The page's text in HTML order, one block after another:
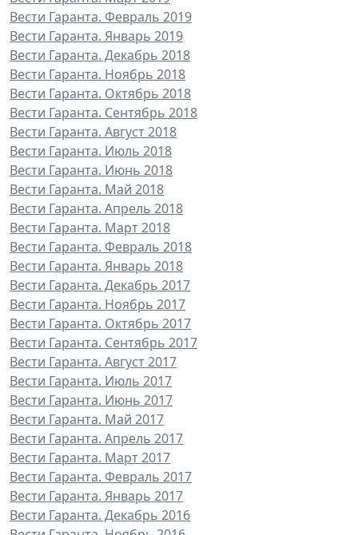
Вести Гаранта. Февраль 2019
Вести Гаранта. Январь 2019
Вести Гаранта. Декабрь 2018
Вести Гаранта. Ноябрь 2018
Вести Гаранта. Октябрь 2018
Вести Гаранта. Сентябрь 2018
Вести Гаранта. Август 2018
Вести Гаранта. Июль 2018
Вести Гаранта. Июнь 2018
Вести Гаранта. Май 2018
Вести Гаранта. Апрель 2018
Вести Гаранта. Март 2018
Вести Гаранта. Февраль 2018
Вести Гаранта. Январь 2018
Вести Гаранта. Декабрь 2017
Вести Гаранта. Ноябрь 2017
Вести Гаранта. Октябрь 2017
Вести Гаранта. Сентябрь 2017
Вести Гаранта. Август 2017
Вести Гаранта. Июль 2017
Вести Гаранта. Июнь 2017
Вести Гаранта. Май 2017
Вести Гаранта. Апрель 2017
Вести Гаранта. Март 2017
Вести Гаранта. Февраль 2017
Вести Гаранта. Январь 2017
Вести Гаранта. Декабрь 2016